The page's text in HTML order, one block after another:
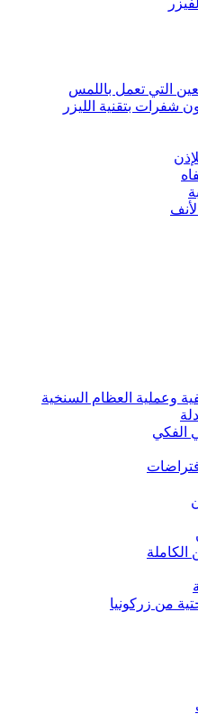
التي تعمل باللمس
شفرات بتقنية الليزر
وعملية العظام السنخية
الفكي
الكاملة
من زركونيا